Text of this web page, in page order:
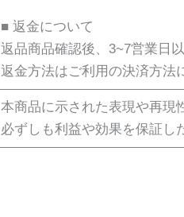
■ 返金について
返品商品確認後、3~7営業日
返金方法はご利用の決済方法
本商品に示された表現や再現
必ずしも利益や効果を保証し